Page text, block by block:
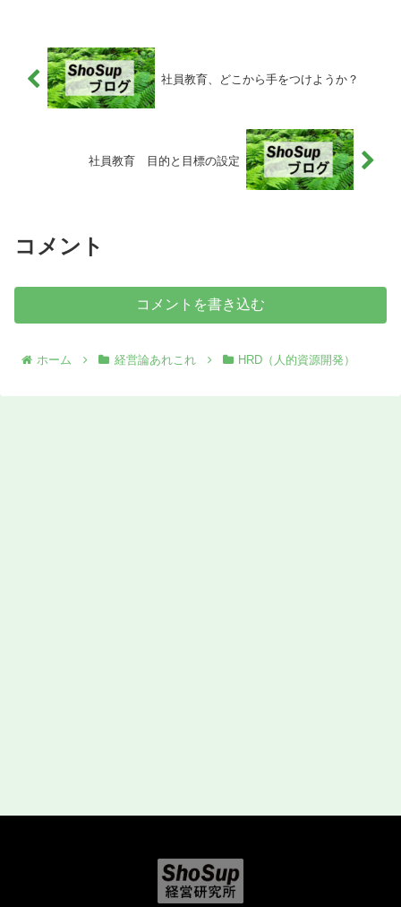
社員教育、どこから手をつけようか？
社員教育 目的と目標の設定
コメント
コメントを書き込む
ホーム 経営論あれこれ HRD（人的資源開発）